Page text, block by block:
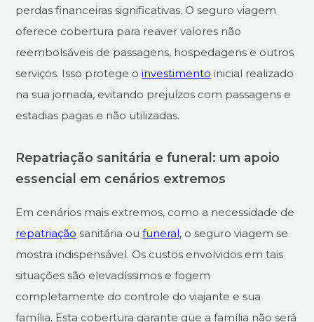
perdas financeiras significativas. O seguro viagem
oferece cobertura para reaver valores não
reembolsáveis de passagens, hospedagens e outros
serviços. Isso protege oinvestimento inicial realizado
na sua jornada, evitando prejuízos com passagens e
estadias pagas e não utilizadas.
Repatriação sanitária e funeral: um apoio
essencial em cenários extremos
Em cenários mais extremos, como a necessidade de
repatriação sanitária oufuneral, o seguro viagem se
mostra indispensável. Os custos envolvidos em tais
situações são elevadíssimos e fogem
completamente do controle do viajante e sua
família. Esta cobertura garante que a família não será